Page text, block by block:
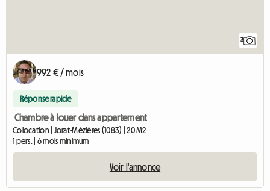
3
992 € / mois
Réponse rapide
Chambre à louer dans appartement
Colocation | Jorat-Mézières (1083) | 20 M2
1 pers. | 6 mois minimum
Voir l'annonce